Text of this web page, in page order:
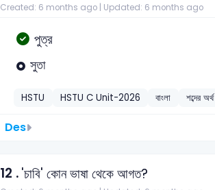
Created: 6 months ago | Updated: 6 months ago
পুত্র
সুতা
HSTU HSTU C Unit-2026 বাংলা শব্দের অর্থ
Des
12 .'চাবি' কোন ভাষা থেকে আগত?